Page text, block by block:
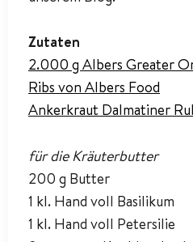
Zutaten
2.000 g Albers Greater
Ribs von Albers Food
Ankerkraut Dalmatiner
für die Kräuterbutter
200 g Butter
1 kl. Hand voll Basilikum
1 kl. Hand voll Petersilie